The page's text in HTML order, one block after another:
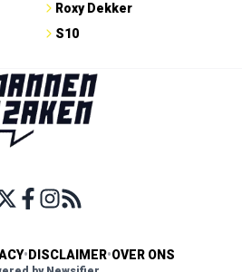
Roxy Dekker
S10
• DISCLAIMER•OVER ONS